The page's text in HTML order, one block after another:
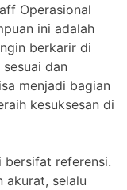
Operasional
ini adalah
berkarir di
dan
menjadi bagian
kesuksesan di
bersifat referensi.
akurat, selalu